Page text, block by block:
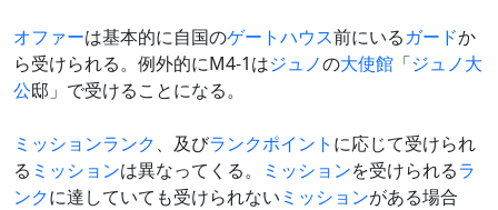
オファーは基本的に自国のゲートハウス前にいるガードか
ら受けられる。例外的にM4-1はジュノの大使館 「ジュノ大
公邸」で受けることになる。
ミッションランク、及びランクポイント に応じて受けられ
る ミッションは異なってくる。 ミッションを受けられるラ
ンクに達していても受けられない ミッションがある場合